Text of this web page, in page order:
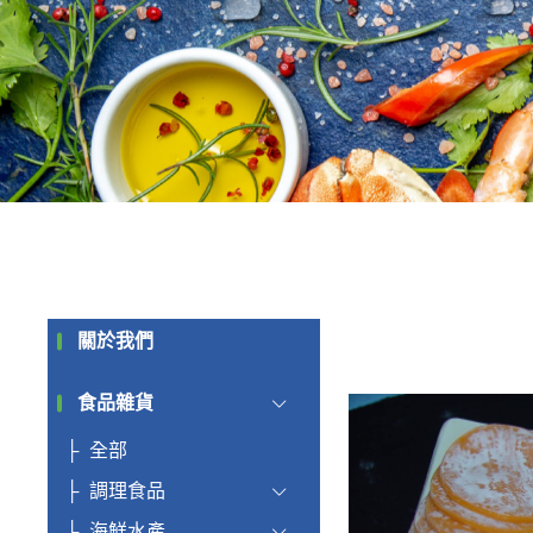
關於我們
食品雜貨
全部
調理食品